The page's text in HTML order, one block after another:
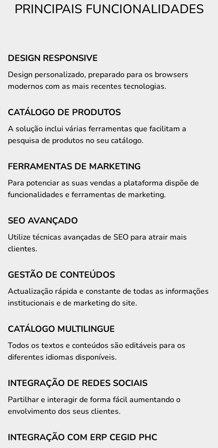
PRINCIPAIS FUNCIONALIDADES
DESIGN RESPONSIVE
Design personalizado, preparado para os browsers
modernos com as mais recentes tecnologias.
CATÁLOGO DE PRODUTOS
A solução inclui várias ferramentas que facilitam a
pesquisa de produtos no seu catálogo.
FERRAMENTAS DE MARKETING
Para potenciar as suas vendas a plataforma dispõe de
funcionalidades e ferramentas de marketing.
SEO AVANÇADO
Utilize técnicas avançadas de SEO para atrair mais
clientes.
GESTÃO DE CONTEÚDOS
Actualização rápida e constante de todas as informações
institucionais e de marketing do site.
CATÁLOGO MULTILINGUE
Todos os textos e conteúdos são editáveis para os
diferentes idiomas disponíveis.
INTEGRAÇÃO DE REDES SOCIAIS
Partilhar e interagir de forma fácil aumentando o
envolvimento dos seus clientes.
INTEGRAÇÃO COM ERP CEGID PHC